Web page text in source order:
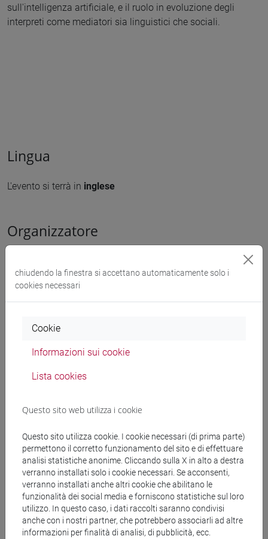
sull'intelligenza artificiale, e il ruolo in evoluzione degli
interpreti come mediatori sia linguistici che sociali.
Lingua
L'evento si terrà in inglese
Organizzatore
Link
Allegati
Locandina 3972 KB
Programma
Book of Abstracts
chiudendo la finestra si accettano automaticamente solo i
cookies necessari
Cookie
Informazioni sui cookie
Lista cookies
Questo sito web utilizza i cookie
Questo sito utilizza cookie. I cookie necessari (di prima parte)
permettono il corretto funzionamento del sito e di effettuare
analisi statistiche anonime. Cliccando sulla X in alto a destra
verranno installati solo i cookie necessari. Se acconsenti,
verranno installati anche altri cookie che abilitano le
funzionalità dei social media e forniscono statistiche sul loro
utilizzo. In questo caso, i dati raccolti saranno condivisi
anche con i nostri partner, che potrebbero associarli ad altre
informazioni per finalità di analisi, di pubblicità, ecc.